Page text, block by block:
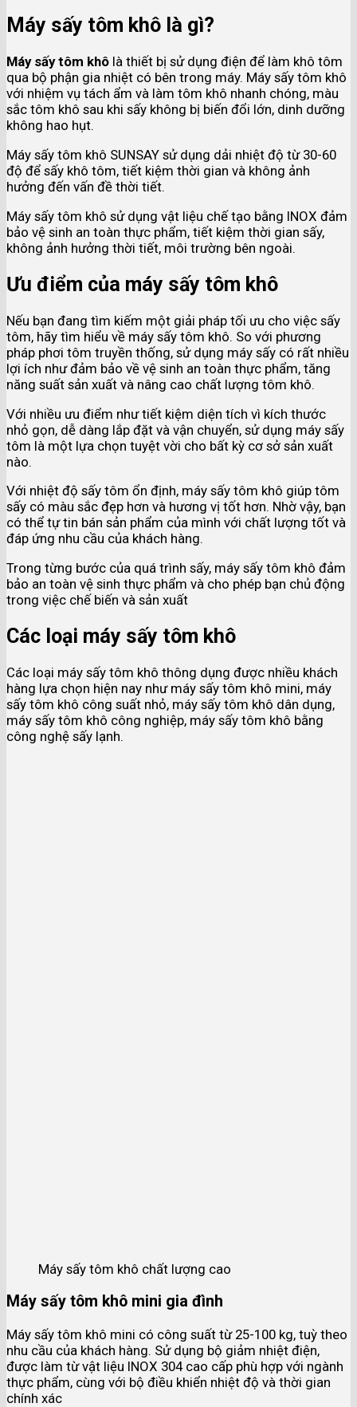
Máy sấy tôm khô là gì?
Máy sấy tôm khô là thiết bị sử dụng điện để làm khô tôm
qua bộ phận gia nhiệt có bên trong máy. Máy sấy tôm khô
với nhiệm vụ tách ẩm và làm tôm khô nhanh chóng, màu
sắc tôm khô sau khi sấy không bị biến đổi lớn, dinh dưỡng
không hao hụt.
Máy sấy tôm khô SUNSAY sử dụng dải nhiệt độ từ 30-60
độ để sấy khô tôm, tiết kiệm thời gian và không ảnh
hưởng đến vấn đề thời tiết.
Máy sấy tôm khô sử dụng vật liệu chế tạo bằng INOX đảm
bảo vệ sinh an toàn thực phẩm, tiết kiệm thời gian sấy,
không ảnh hưởng thời tiết, môi trường bên ngoài.
Ưu điểm của máy sấy tôm khô
Nếu bạn đang tìm kiếm một giải pháp tối ưu cho việc sấy
tôm, hãy tìm hiểu về máy sấy tôm khô. So với phương
pháp phơi tôm truyền thống, sử dụng máy sấy có rất nhiều
lợi ích như đảm bảo về vệ sinh an toàn thực phẩm, tăng
năng suất sản xuất và nâng cao chất lượng tôm khô.
Với nhiều ưu điểm như tiết kiệm diện tích vì kích thước
nhỏ gọn, dễ dàng lắp đặt và vận chuyển, sử dụng máy sấy
tôm là một lựa chọn tuyệt vời cho bất kỳ cơ sở sản xuất
nào.
Với nhiệt độ sấy tôm ổn định, máy sấy tôm khô giúp tôm
sấy có màu sắc đẹp hơn và hương vị tốt hơn. Nhờ vậy, bạn
có thể tự tin bán sản phẩm của mình với chất lượng tốt và
đáp ứng nhu cầu của khách hàng.
Trong từng bước của quá trình sấy, máy sấy tôm khô đảm
bảo an toàn vệ sinh thực phẩm và cho phép bạn chủ động
trong việc chế biến và sản xuất
Các loại máy sấy tôm khô
Các loại máy sấy tôm khô thông dụng được nhiều khách
hàng lựa chọn hiện nay như máy sấy tôm khô mini, máy
sấy tôm khô công suất nhỏ, máy sấy tôm khô dân dụng,
máy sấy tôm khô công nghiệp, máy sấy tôm khô bằng
công nghệ sấy lạnh.
Máy sấy tôm khô chất lượng cao
Máy sấy tôm khô mini gia đình
Máy sấy tôm khô mini có công suất từ 25-100 kg, tuỳ theo
nhu cầu của khách hàng. Sử dụng bộ giảm nhiệt điện,
được làm từ vật liệu INOX 304 cao cấp phù hợp với ngành
thực phẩm, cùng với bộ điều khiển nhiệt độ và thời gian
chính xác